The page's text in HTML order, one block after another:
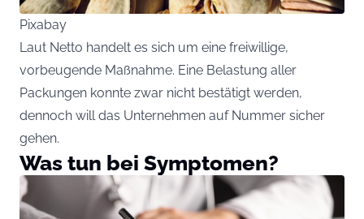
Pixabay
Laut Netto handelt es sich um eine freiwillige,
vorbeugende Maßnahme. Eine Belastung aller
Packungen konnte zwar nicht bestätigt werden,
dennoch will das Unternehmen auf Nummer sicher
gehen.
Was tun bei Symptomen?